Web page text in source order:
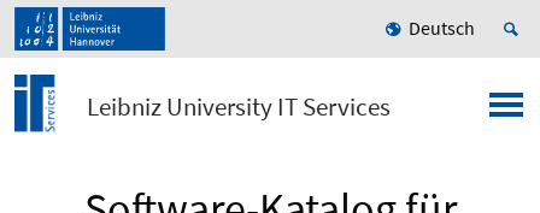
Deutsch
Leibniz University IT Services